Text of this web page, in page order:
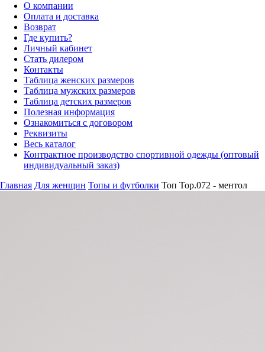
О компании
Оплата и доставка
Возврат
Где купить?
Личный кабинет
Стать дилером
Контакты
Таблица женских размеров
Таблица мужских размеров
Таблица детских размеров
Полезная информация
Ознакомиться с договором
Реквизиты
Весь каталог
Контрактное производство спортивной одежды (оптовый
индивидуальный заказ)
Главная Для женщин Топы и футболки Топ Top.072 - ментол